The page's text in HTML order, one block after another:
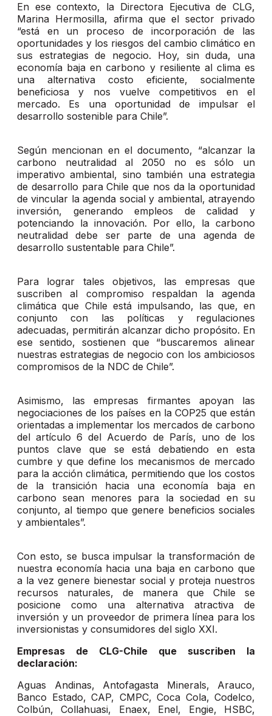
En ese contexto, la Directora Ejecutiva de CLG,
Marina Hermosilla, afirma que el sector privado
“está en un proceso de incorporación de las
oportunidades y los riesgos del cambio climático en
sus estrategias de negocio. Hoy, sin duda, una
economía baja en carbono y resiliente al clima es
una alternativa costo eficiente, socialmente
beneficiosa y nos vuelve competitivos en el
mercado. Es una oportunidad de impulsar el
desarrollo sostenible para Chile”.
Según mencionan en el documento, “alcanzar la
carbono neutralidad al 2050 no es sólo un
imperativo ambiental, sino también una estrategia
de desarrollo para Chile que nos da la oportunidad
de vincular la agenda social y ambiental, atrayendo
inversión, generando empleos de calidad y
potenciando la innovación. Por ello, la carbono
neutralidad debe ser parte de una agenda de
desarrollo sustentable para Chile”.
Para lograr tales objetivos, las empresas que
suscriben al compromiso respaldan la agenda
climática que Chile está impulsando, las que, en
conjunto con las políticas y regulaciones
adecuadas, permitirán alcanzar dicho propósito. En
ese sentido, sostienen que “buscaremos alinear
nuestras estrategias de negocio con los ambiciosos
compromisos de la NDC de Chile”.
Asimismo, las empresas firmantes apoyan las
negociaciones de los países en la COP25 que están
orientadas a implementar los mercados de carbono
del artículo 6 del Acuerdo de París, uno de los
puntos clave que se está debatiendo en esta
cumbre y que define los mecanismos de mercado
para la acción climática, permitiendo que los costos
de la transición hacia una economía baja en
carbono sean menores para la sociedad en su
conjunto, al tiempo que genere beneficios sociales
y ambientales”.
Con esto, se busca impulsar la transformación de
nuestra economía hacia una baja en carbono que
a la vez genere bienestar social y proteja nuestros
recursos naturales, de manera que Chile se
posicione como una alternativa atractiva de
inversión y un proveedor de primera línea para los
inversionistas y consumidores del siglo XXI.
Empresas de CLG-Chile que suscriben la
declaración:
Aguas Andinas, Antofagasta Minerals, Arauco,
Banco Estado, CAP, CMPC, Coca Cola, Codelco,
Colbún, Collahuasi, Enaex, Enel, Engie, HSBC,